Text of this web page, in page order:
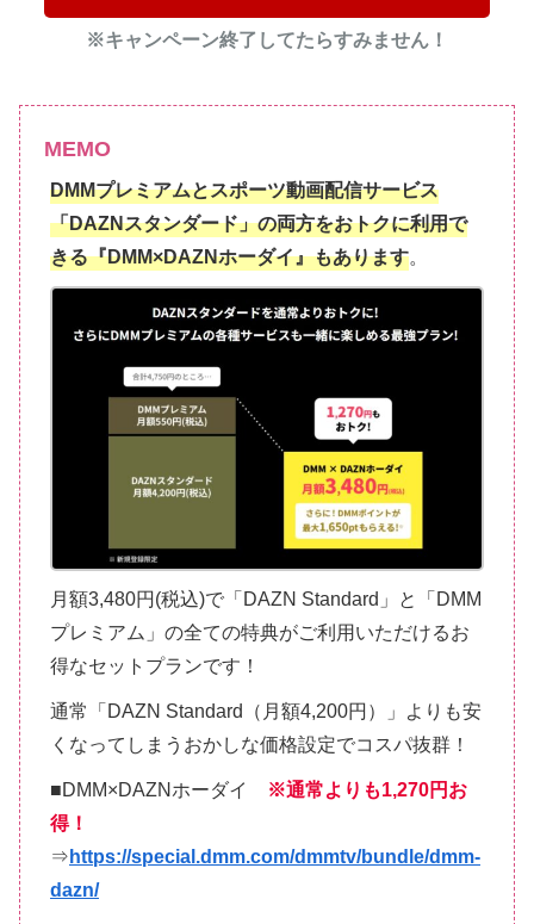
※キャンペーン終了してたらすみません！
MEMO
DMMプレミアムとスポーツ動画配信サービス
「DAZNスタンダード」の両方をおトクに利用で
きる『DMM×DAZNホーダイ』もあります。
月額3,480円(税込)で「DAZN Standard」と「DMM
プレミアム」の全ての特典がご利用いただけるお
得なセットプランです！
通常「DAZN Standard（月額4,200円）」よりも安
くなってしまうおかしな価格設定でコスパ抜群！
■DMM×DAZNホーダイ
※通常よりも1,270円お
得！
⇒ https://special.dmm.com/dmmtv/bundle/dmm-
dazn/